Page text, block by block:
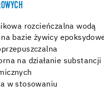
rozcieńczalna wodą
na bazie żywicy
na działanie substancji
w stosowaniu